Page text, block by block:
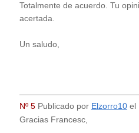
Totalmente de acuerdo. Tu
acertada.
Un saludo,
Nº 5Publicado por Elzorro10el
Gracias Francesc,